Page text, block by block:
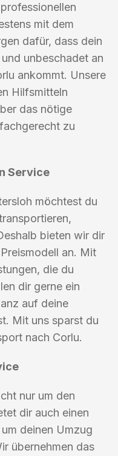
mit dem
dafür, dass dein
unbeschadet an
ankommt. Unsere
Hilfsmitteln
das nötige
zu
Service
möchtest du
bieten wir dir
an. Mit
die du
dir gerne ein
auf deine
Mit uns sparst du
nach Corlu.
nur um den
dir auch einen
deinen Umzug
übernehmen das